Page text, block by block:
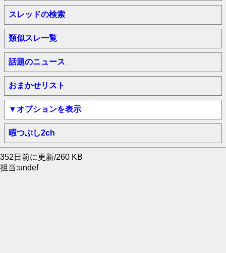
スレッドの検索
類似スレ一覧
話題のニュース
おまかせリスト
▼オプションを表示
暇つぶし2ch
352日前に更新/260 KB
担当:undef